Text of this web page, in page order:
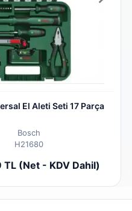
El Aleti Seti 17 Parça
Bosch
H21680
(Net - KDV Dahil)